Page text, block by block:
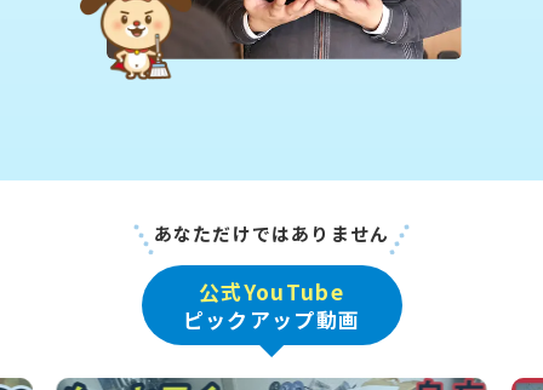
あなただけではありません
公式YouTube
ピックアップ動画